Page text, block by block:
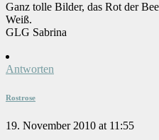
Ganz tolle Bilder, das Rot der
Weiß.
GLG Sabrina
Antworten
Rostrose
19. November 2010 at 11:55